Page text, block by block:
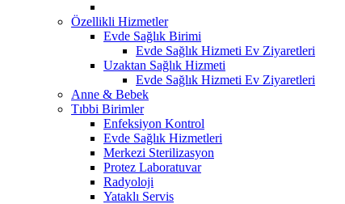
Özellikli Hizmetler
Evde Sağlık Birimi
Evde Sağlık Hizmeti Ev Ziyaretleri
Uzaktan Sağlık Hizmeti
Evde Sağlık Hizmeti Ev Ziyaretleri
Anne & Bebek
Tıbbi Birimler
Enfeksiyon Kontrol
Evde Sağlık Hizmetleri
Merkezi Sterilizasyon
Protez Laboratuvar
Radyoloji
Yataklı Servis